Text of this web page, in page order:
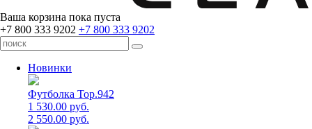
Ваша корзина пока пуста
+7 800 333 9202 +7 800 333 9202
Новинки
Футболка Top.942
1 530.00 руб.
2 550.00 руб.